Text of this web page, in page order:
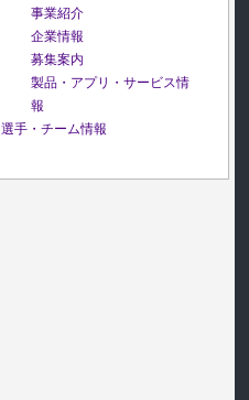
事業紹介
企業情報
募集案内
製品・アプリ・サービス情
報
選手・チーム情報